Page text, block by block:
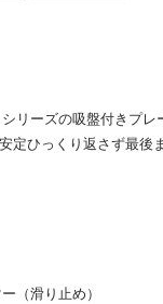
リーズの吸盤付きプレ
定ひっくり返さず最後
（滑り止め）